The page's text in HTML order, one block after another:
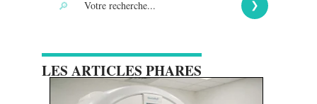
LES ARTICLES PHARES